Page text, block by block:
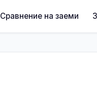
Сравнение на заеми